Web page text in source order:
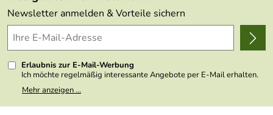
Lieferbedingungen
Delivery Terms
Kundenlogin
Themen
Wir über uns
Presse
Newsletter anmelden & Vorteile sichern
Erlaubnis zur E-Mail-Werbung
Ich möchte regelmäßig interessante Angebote per E-Mail erhalten.
Meine E-Mail-Adresse wird nicht an andere Unternehmen
weitergegeben. Zu statistischen Zwecken wird in anonymer Form
Mehr anzeigen ...